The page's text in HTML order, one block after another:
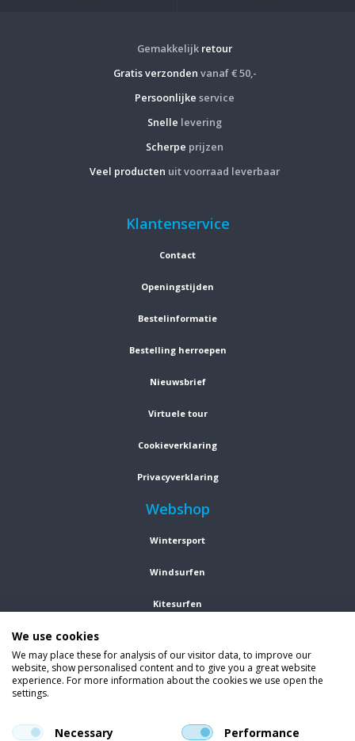
Gemakkelijk retour
Gratis verzonden vanaf € 50,-
Persoonlijke service
Snelle levering
Scherpe prijzen
Veel producten uit voorraad leverbaar
Klantenservice
Contact
Openingstijden
Bestelinformatie
Bestelling herroepen
Nieuwsbrief
Virtuele tour
Cookieverklaring
Privacyverklaring
Webshop
Wintersport
Windsurfen
Kitesurfen
Kleding
Vind ons op social media
En blijf op de hoogte van trends, aanbiedingen en kortingsacties.
We use cookies
We may place these for analysis of our visitor data, to improve our
website, show personalised content and to give you a great website
experience. For more information about the cookies we use open the
settings.
Necessary Performance